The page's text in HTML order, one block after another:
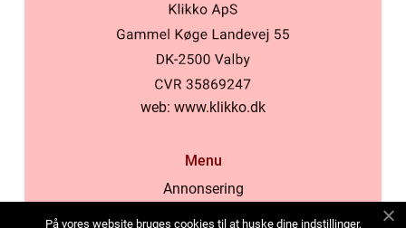
web: www.klikko.dk
Menu
Annonsering
På vores website bruges cookies til at huske dine indstillinger,